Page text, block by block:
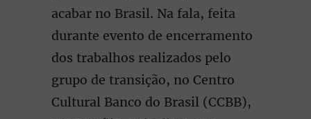
acabar no Brasil. Na fala, feita
durante evento de encerramento
dos trabalhos realizados pelo
grupo de transição, no Centro
Cultural Banco do Brasil (CCBB),